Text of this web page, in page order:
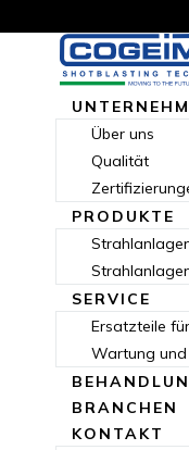
Über uns
Qualität
PRODUKTE
SERVICE
Ersatzteile
Wartung
BRANCHEN
KONTAKT